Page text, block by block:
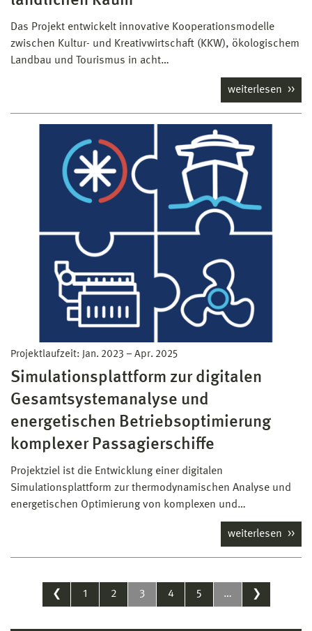
Das Projekt entwickelt innovative Kooperationsmodelle
zwischen Kultur- und Kreativwirtschaft (KKW), ökologischem
Landbau und Tourismus in acht…
weiterlesen
Projektlaufzeit: Jan. 2023 – Apr. 2025
Simulationsplattform zur digitalen
Gesamtsystemanalyse und
energetischen Betriebsoptimierung
komplexer Passagierschiffe
Projektziel ist die Entwicklung einer digitalen
Simulationsplattform zur thermodynamischen Analyse und
energetischen Optimierung von komplexen und…
weiterlesen
❮ 1 2 3 4 5 … ❯